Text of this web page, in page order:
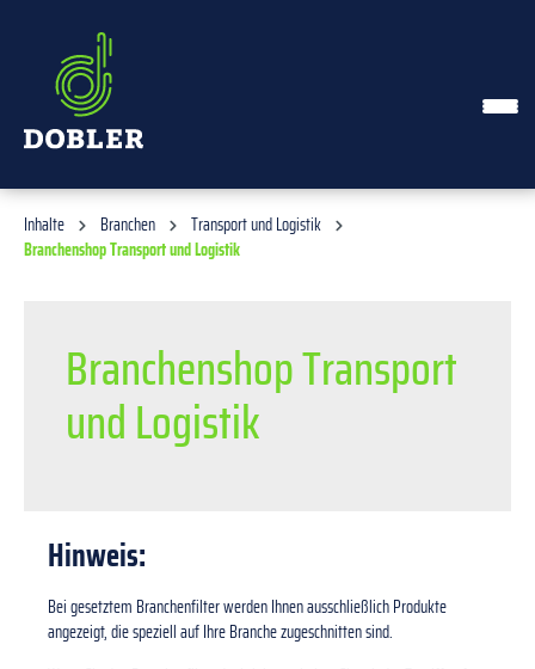
Inhalte Branchen
Transport und Logistik
Branchenshop Transport und Logistik
Branchenshop Transport
und Logistik
Hinweis:
Bei gesetztem Branchenfilter werden Ihnen ausschließlich Produkte
angezeigt, die speziell auf Ihre Branche zugeschnitten sind.